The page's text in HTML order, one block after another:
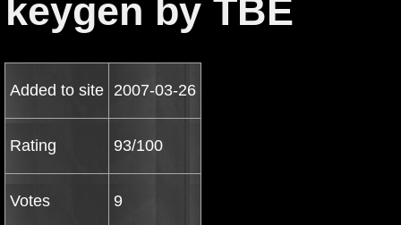
keygen by TBE
Added to site 2007-03-26
Rating 93/100
Votes 9